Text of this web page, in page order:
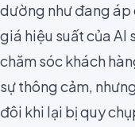
dường như đang
giá hiệu suất của AI
chăm sóc khách
sự thông cảm,
đôi khi lại bị quy